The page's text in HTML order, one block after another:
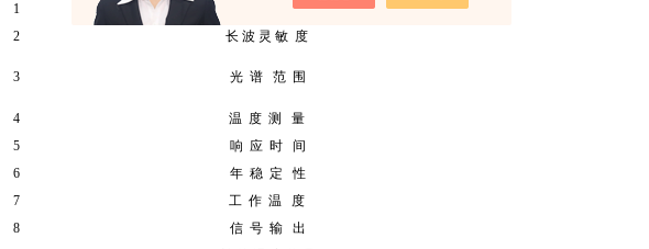
1
短 波 灵 敏 度
2
长 波 灵 敏 度
3 光 谱 范 围
4
温 度 测 量
5
响 应 时 间
6
年 稳 定 性
7
工 作 温 度
8
信 号 输 出